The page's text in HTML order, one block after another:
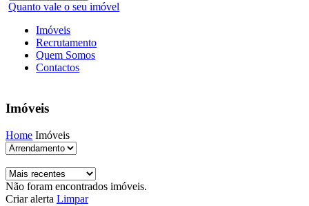
Quanto vale o seu imóvel
Imóveis
Recrutamento
Quem Somos
Contactos
Imóveis
Home Imóveis
Não foram encontrados imóveis.
Criar alerta Limpar